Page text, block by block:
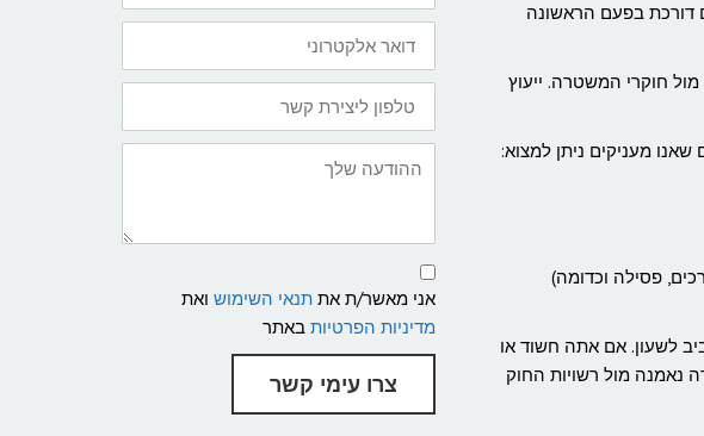
דורכת בפעם הראשונה
חוקרי המשטרה. ייעוץ
מעניקים ניתן למצוא:
פסילה וכדומה)
במשרד עו"ד ישראל ישראלי ניתנים בפריסה ארצית ובזמינות מקסימלית 24/7 מסביב לשעון. אם אתה חשוד או
נאמנה מול רשויות החוק
דואר
אלקטרוני
טלפון
ליצירת
קשר:
ההודעה
שלך
תנאי
שימוש
ומדיניות
פרטיות
אני מאשר/ת אתתנאי השימוש ואת
מדיניות הפרטיות באתר
צרו עימי קשר